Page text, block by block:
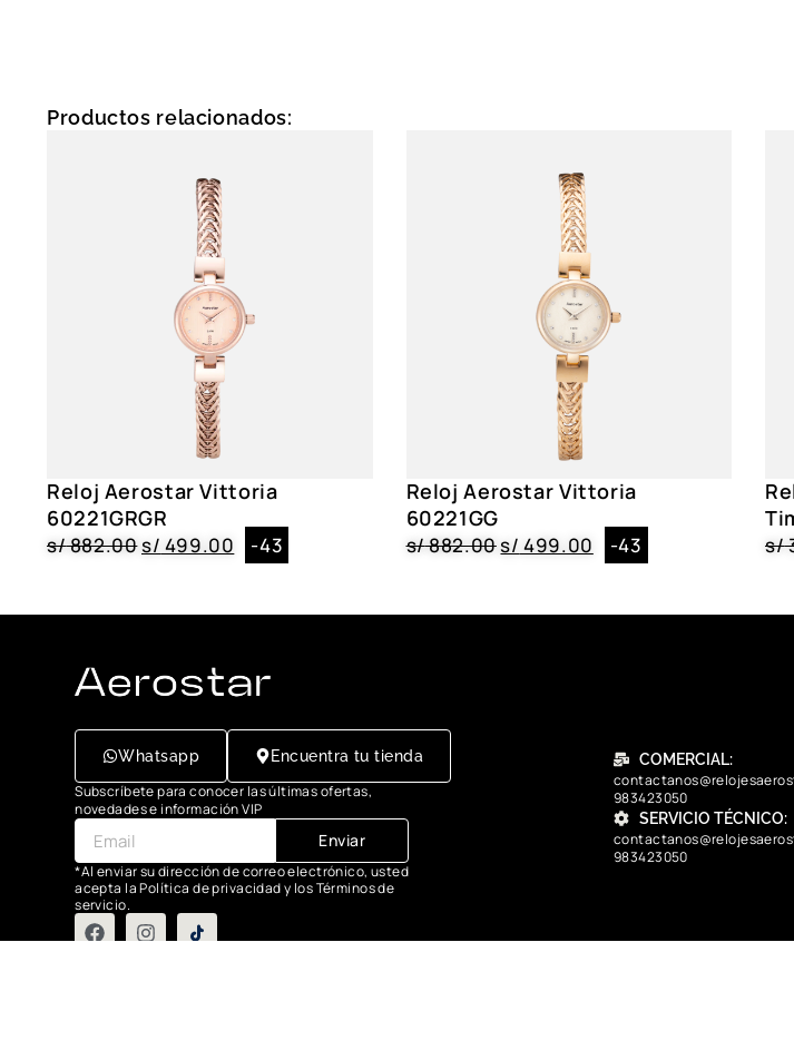
Productos relacionados:
Reloj Aerostar Vittoria
60221GRGR
s/882.00s/ 499.00 -43
Reloj Aerostar Vittoria
60221GG
s/882.00s/ 499.00 -43 s/
Whatsapp Encuentra tu tienda
Subscríbete para conocer las últimas ofertas,
novedades e información VIP
Enviar
*Al enviar su dirección de correo electrónico, usted
acepta la Política de privacidad y los Términos de
servicio.
COMERCIAL:
983423050
SERVICIO TÉCNICO:
983423050